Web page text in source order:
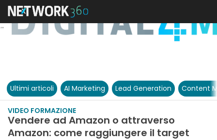
Ultimi articoli AI Marketing Lead Generation Content
VIDEO FORMAZIONE
Vendere ad Amazon o attraverso
Amazon: come raggiungere il target